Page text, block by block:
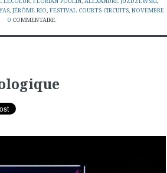
, JÉRÔME RIO, FESTIVAL COURTS-CIRCUITS, NOVEMBRE
0 COMMENTAIRE